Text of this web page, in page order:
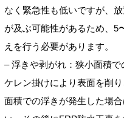
なく緊急性も低いですが、
が及ぶ可能性があるため、5
えを行う必要があります。
– 浮きや剥がれ：狭小面積
ケレン掛けにより表面を削
面積での浮きが発生した場